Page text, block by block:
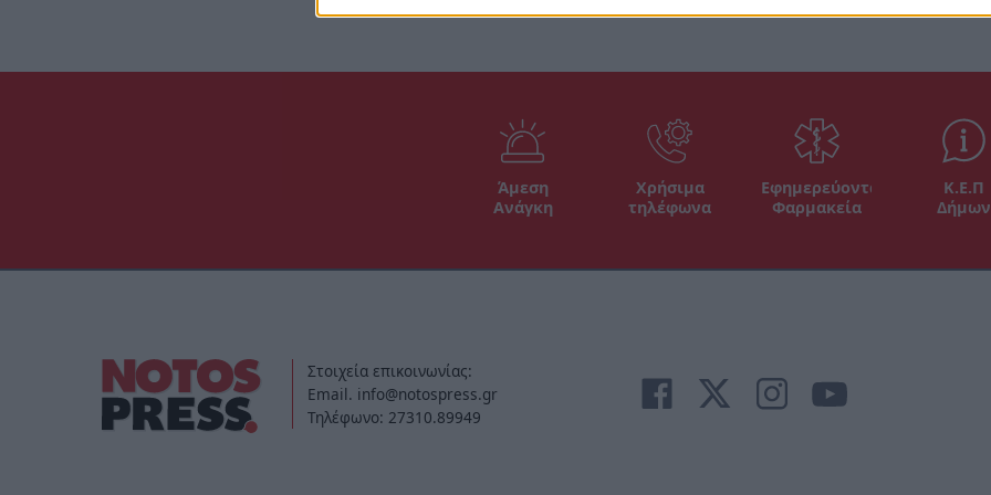
Άμεση
Ανάγκη
Χρήσιμα
τηλέφωνα
Εφημερεύοντα
Φαρμακεία
Κ.Ε.Π
Δήμων
Στοιχεία επικοινωνίας:
Email. info@notospress.gr
Τηλέφωνο: 27310.89949